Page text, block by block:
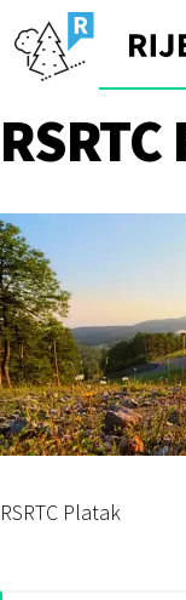
to
content
RSRTC Platak